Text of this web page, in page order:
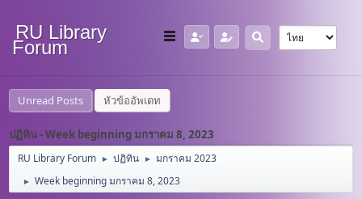
RU Library
Forum
Unread Posts หัวข้ออัพเดท
ปฏิทิน - Week beginning มกราคม 8, 2023
RU Library Forum ► ปฏิทิน ► มกราคม 2023
► Week beginning มกราคม 8, 2023